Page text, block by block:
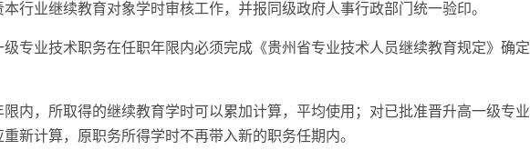
本行业继续教育对象学时审核工作，并报同级政府人事行政部门统一验印。
级专业技术职务在任职年限内必须完成《贵州省专业技术人员继续教育规定》确定
限内，所取得的继续教育学时可以累加计算，平均使用；对已批准晋升高一级专业
新计算，原职务所得学时不再带入新的职务任期内。